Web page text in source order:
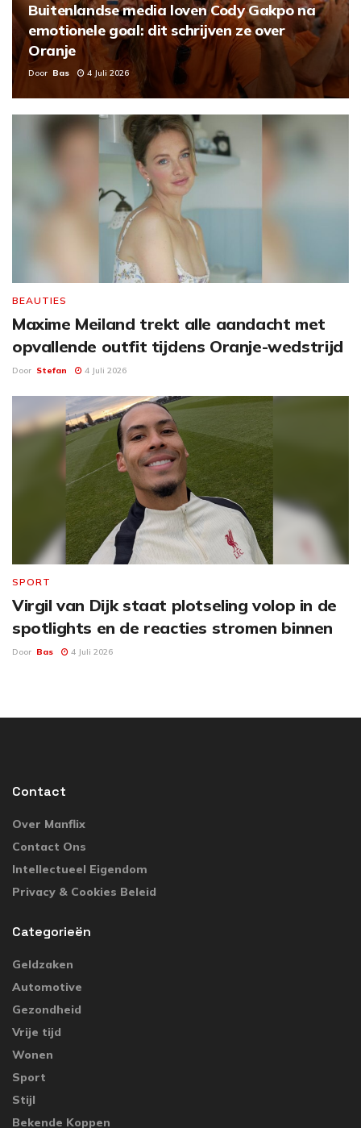
Buitenlandse media loven Cody Gakpo na
emotionele goal: dit schrijven ze over
Oranje
Door Bas 4 Juli 2026
BEAUTIES
Maxime Meiland trekt alle aandacht met
opvallende outfit tijdens Oranje-wedstrijd
Door Stefan 4 Juli 2026
SPORT
Virgil van Dijk staat plotseling volop in de
spotlights en de reacties stromen binnen
Door Bas 4 Juli 2026
Contact
Over Manflix
Contact Ons
Intellectueel Eigendom
Privacy & Cookies Beleid
Categorieën
Geldzaken
Automotive
Gezondheid
Vrije tijd
Wonen
Sport
Stijl
Bekende Koppen